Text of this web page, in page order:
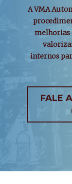
A VMA
melhorias
internos
FALE